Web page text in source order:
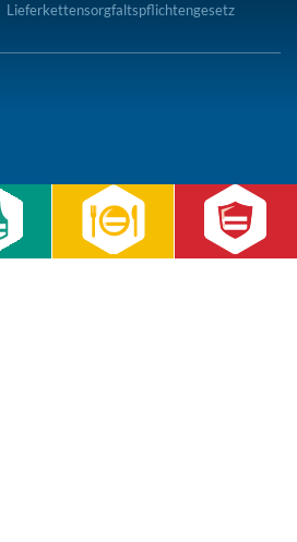
Lieferkettensorgfaltspflichtengesetz